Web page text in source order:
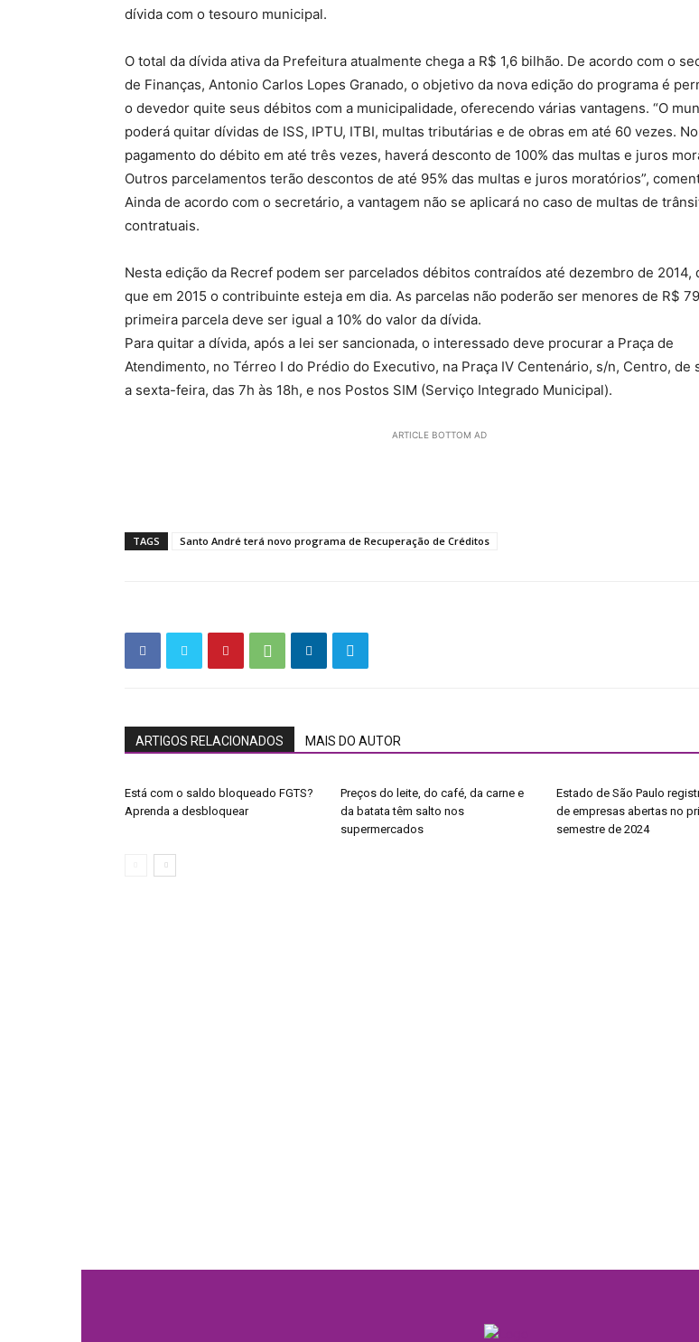
dívida com o tesouro municipal.
O total da dívida ativa da Prefeitura atualmente chega a R$ 1,6 bilhão. De acordo com o
de Finanças, Antonio Carlos Lopes Granado, o objetivo da nova edição do programa é
o devedor quite seus débitos com a municipalidade, oferecendo várias vantagens. “O
poderá quitar dívidas de ISS, IPTU, ITBI, multas tributárias e de obras em até 60 vezes.
pagamento do débito em até três vezes, haverá desconto de 100% das multas e juros
Outros parcelamentos terão descontos de até 95% das multas e juros moratórios”,
Ainda de acordo com o secretário, a vantagem não se aplicará no caso de multas de
contratuais.
Nesta edição da Recref podem ser parcelados débitos contraídos até dezembro de 2014,
que em 2015 o contribuinte esteja em dia. As parcelas não poderão ser menores de R$
primeira parcela deve ser igual a 10% do valor da dívida.
Para quitar a dívida, após a lei ser sancionada, o interessado deve procurar a Praça de
Atendimento, no Térreo I do Prédio do Executivo, na Praça IV Centenário, s/n, Centro, de
a sexta-feira, das 7h às 18h, e nos Postos SIM (Serviço Integrado Municipal).
ARTICLE BOTTOM AD
TAGS Santo André terá novo programa de Recuperação de Créditos
ARTIGOS RELACIONADOS MAIS DO AUTOR
Está com o saldo bloqueado FGTS?
Aprenda a desbloquear
Preços do leite, do café, da carne e
da batata têm salto nos
supermercados
Estado de São Paulo
de empresas abertas no
semestre de 2024